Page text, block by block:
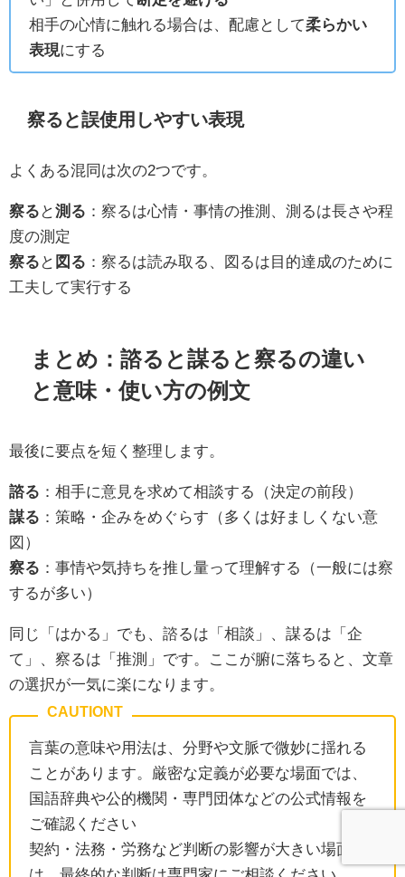
相手の心情に触れる場合は、配慮として柔らかい
表現にする
察ると誤使用しやすい表現
よくある混同は次の2つです。
察る と測る ：察るは心情・事情の推測、測るは長さや程
度の測定
察る と 図る ：察るは読み取る、図るは目的達成のために
工夫して実行する
まとめ：諮ると謀ると察るの違い
と意味・使い方の例文
最後に要点を短く整理します。
諮る ：相手に意見を求めて相談する（決定の前段）
謀る ：策略・企みをめぐらす（多くは好ましくない意
図）
察る ：事情や気持ちを推し量って理解する（一般には察
するが多い）
同じ「はかる」でも、諮るは「相談」、謀るは「企
て」、察るは「推測」です。ここが腑に落ちると、文章
の選択が一気に楽になります。
言葉の意味や用法は、分野や文脈で微妙に揺れる
ことがあります。厳密な定義が必要な場面では、
国語辞典や公的機関・専門団体などの公式情報を
ご確認ください
契約・法務・労務など判断の影響が大きい場面で